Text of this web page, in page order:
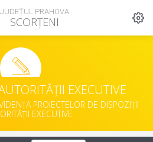
JUDEȚUL PRAHOVA
SCORȚENI
EXECUTIVE
PROIECTELOR DE DISPOZIȚII
EXECUTIVE